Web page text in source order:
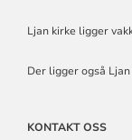
Ljan kirke ligger
Der ligger også
KONTAKT OSS